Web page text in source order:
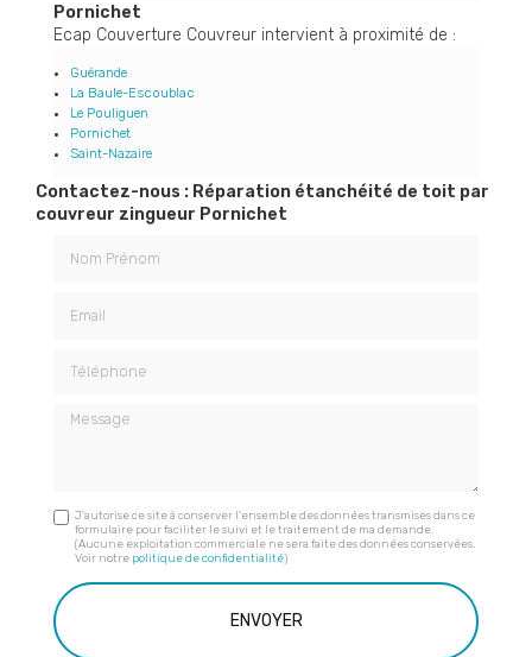
Pornichet
Ecap Couverture Couvreur intervient à proximité de :
Guérande
La Baule-Escoublac
Le Pouliguen
Pornichet
Saint-Nazaire
Contactez-nous : Réparation étanchéité de toit par
couvreur zingueur Pornichet
Message
J'autorise ce site à conserver l'ensemble des données transmises dans ce
formulaire pour faciliter le suivi et le traitement de ma demande.
(Aucune exploitation commerciale ne sera faite des données conservées.
Voir notre politique de confidentialité)